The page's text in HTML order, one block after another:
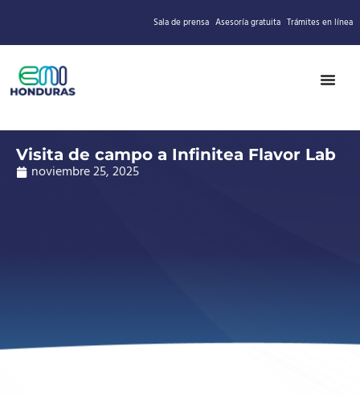
Sala de prensa Asesoría gratuita Trámites en línea
Visita de campo a Infinitea Flavor Lab
noviembre 25, 2025